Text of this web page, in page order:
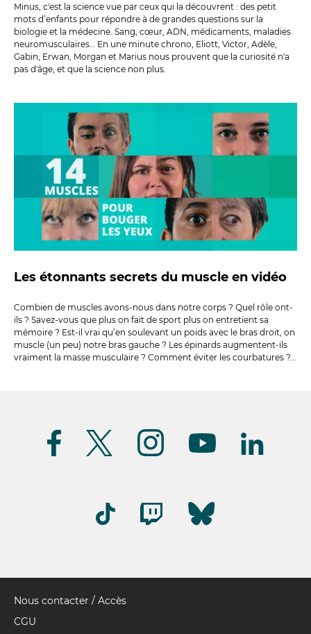
Minus, c'est la science vue par ceux qui la découvrent : des petit
mots d’enfants pour répondre à de grandes questions sur la
biologie et la médecine. Sang, cœur, ADN, médicaments, maladies
neuromusculaires… En une minute chrono, Eliott, Victor, Adèle,
Gabin, Erwan, Morgan et Marius nous prouvent que la curiosité n'a
pas d'âge, et que la science non plus.
Les étonnants secrets du muscle en vidéo
Combien de muscles avons-nous dans notre corps ? Quel rôle ont-
ils ? Savez-vous que plus on fait de sport plus on entretient sa
mémoire ? Est-il vrai qu’en soulevant un poids avec le bras droit, on
muscle (un peu) notre bras gauche ? Les épinards augmentent-ils
vraiment la masse musculaire ? Comment éviter les courbatures ?...
Pied
de
Nous contacter / Accès
CGU